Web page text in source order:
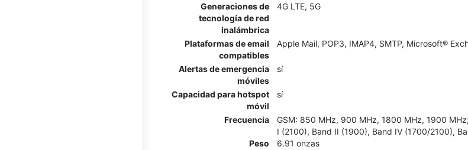
Generaciones de
tecnología de red
inalámbrica
4G LTE, 5G
Plataformas de email
compatibles
Apple Mail, POP3, IMAP4, SMTP, Microsoft®
Alertas de emergencia
móviles
sí
Capacidad para hotspot
móvil
sí
Frecuencia
GSM: 850 MHz, 900 MHz, 1800 MHz, 1900
I (2100), Band II (1900), Band IV (1700/2100),
Peso
6.91 onzas